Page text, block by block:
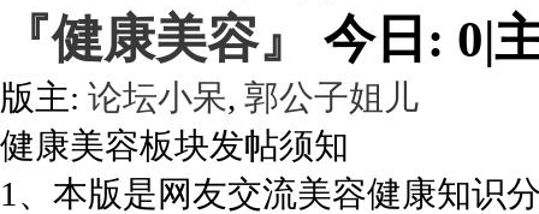
『健康美容』 今日: 0|
版主: 论坛小呆, 郭公子姐儿
健康美容板块发帖须知
1、本版是网友交流美容健康知识